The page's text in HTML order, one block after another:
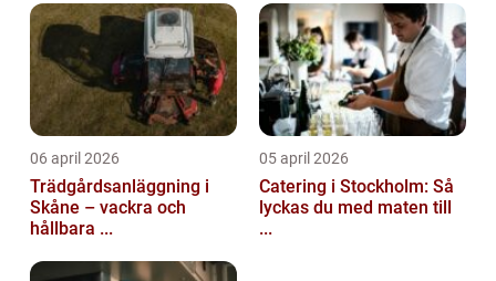
06 april 2026
Trädgårdsanläggning i
Skåne – vackra och
hållbara ...
05 april 2026
Catering i Stockholm: Så
lyckas du med maten till
...